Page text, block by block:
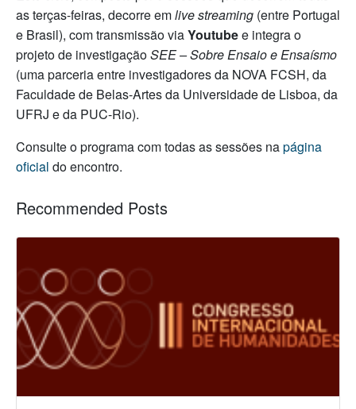
as terças-feiras, decorre emlive streaming (entre Portugal
e Brasil), com transmissão viaYoutubee integra o
projeto de investigaçãoSEE – Sobre Ensaio e Ensaísmo
(uma parceria entre investigadores da NOVA FCSH, da
Faculdade de Belas-Artes da Universidade de Lisboa, da
UFRJ e da PUC-Rio).
Consulte o programa com todas as sessões napágina
oficial do encontro.
Recommended Posts